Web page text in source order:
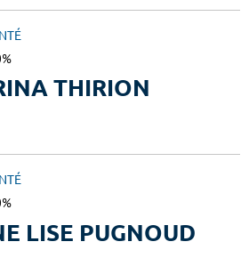
THIRION
LISE PUGNOUD